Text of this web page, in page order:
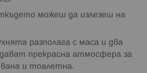
можеш да излезеш на
разполага с маса и два
прекрасна атмосфера за
и тоалетна.